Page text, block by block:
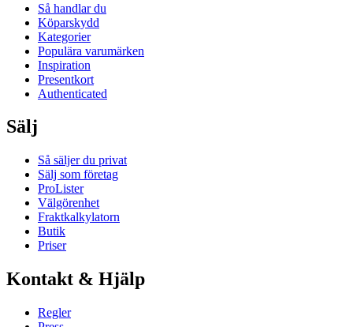
Så handlar du
Köparskydd
Kategorier
Populära varumärken
Inspiration
Presentkort
Authenticated
Sälj
Så säljer du privat
Sälj som företag
ProLister
Välgörenhet
Fraktkalkylatorn
Butik
Priser
Kontakt & Hjälp
Regler